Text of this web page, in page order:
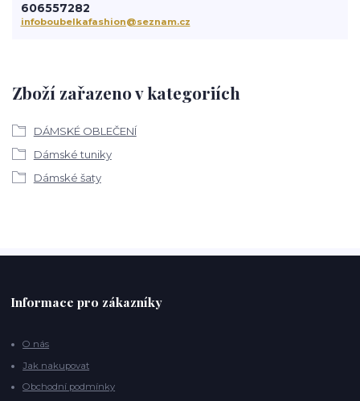
Zboží zařazeno v kategoriích
DÁMSKÉ OBLEČENÍ
Dámské tuniky
Dámské šaty
606557282
infoboubelkafashion@seznam.cz
Informace pro zákazníky
O nás
Jak nakupovat
Obchodní podmínky